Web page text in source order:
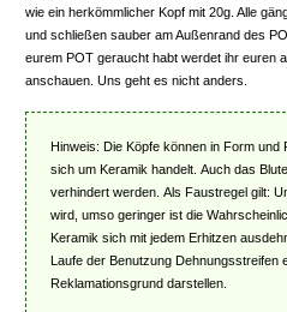
wie ein herkömmlicher Kopf mit 20g. Alle
und schließen sauber am Außenrand des
eurem POT geraucht habt werdet ihr euren
anschauen. Uns geht es nicht anders.
Hinweis: Die Köpfe können in Form
sich um Keramik handelt. Auch das
verhindert werden. Als Faustregel gilt:
wird, umso geringer ist die
Keramik sich mit jedem Erhitzen
Laufe der Benutzung Dehnungsstreifen
Reklamationsgrund darstellen.